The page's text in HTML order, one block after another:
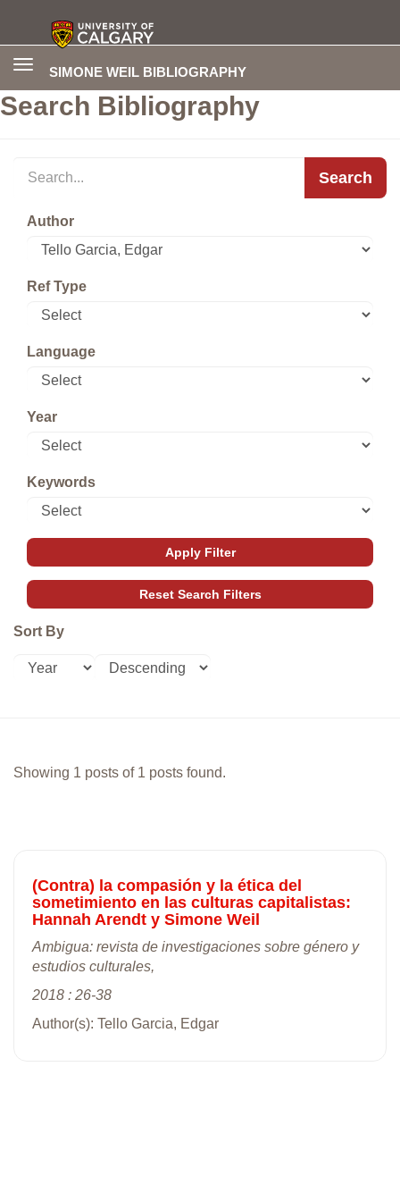
SIMONE WEIL BIBLIOGRAPHY
Toggle
Search Bibliography
Search
Author
Ref Type
Language
Year
Keywords
Sort By
Showing 1 posts of 1 posts found.
(Contra) la compasión y la ética del
sometimiento en las culturas capitalistas:
Hannah Arendt y Simone Weil
Ambigua: revista de investigaciones sobre género y
estudios culturales,
2018 : 26-38
Author(s): Tello Garcia, Edgar